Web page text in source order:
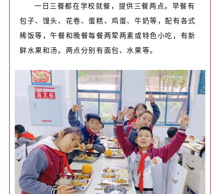
一日三餐都在学校就餐，提供三餐两点。早餐有
包子、馒头、花卷、蛋糕、鸡蛋、牛奶等，配有各式
稀饭等，午餐和晚餐每餐两荤两素或特色小吃，有新
鲜水果和汤。两点分别有面包、水果等。